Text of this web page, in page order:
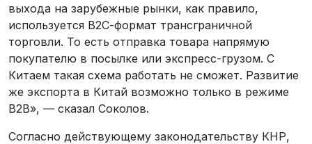
выхода на зарубежные рынки, как правило,
используется В2С-формат трансграничной
торговли. То есть отправка товара напрямую
покупателю в посылке или экспресс-грузом. С
Китаем такая схема работать не сможет. Развитие
же экспорта в Китай возможно только в режиме
B2B», — сказал Соколов.
Согласно действующему законодательству КНР,